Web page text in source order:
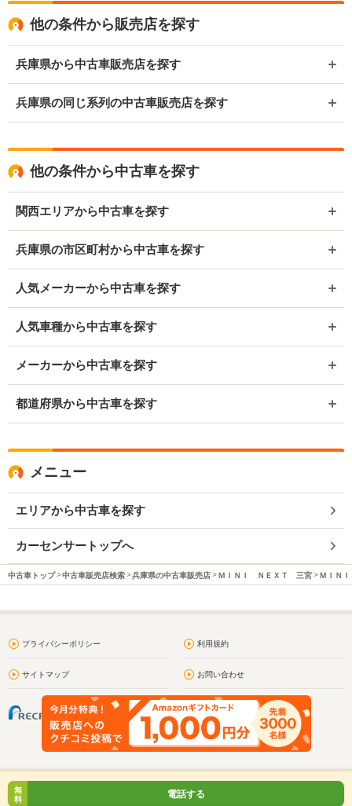
他の条件から販売店を探す
兵庫県から中古車販売店を探す
兵庫県の同じ系列の中古車販売店を探す
他の条件から中古車を探す
関西エリアから中古車を探す
兵庫県の市区町村から中古車を探す
人気メーカーから中古車を探す
人気車種から中古車を探す
メーカーから中古車を探す
都道府県から中古車を探す
メニュー
エリアから中古車を探す
カーセンサートップへ
中古車トップ 中古車販売店検索 兵庫県の中古車販売店 ＭＩＮＩ ＮＥＸＴ 三宮 ＭＩＮ
プライバシーポリシー 利用規約
サイトマップ お問い合わせ
無
料
電話する